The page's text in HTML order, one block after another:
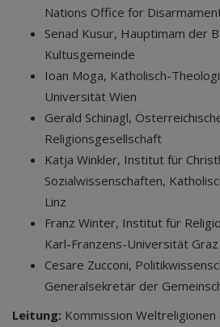
Nations Office for
Senad Kusur, Hauptimam der
Kultusgemeinde
Ioan Moga, Katholisch-
Universität Wien
Gerald Schinagl,
Religionsgesellschaft
Katja Winkler, Institut für
Sozialwissenschaften,
Linz
Franz Winter, Institut für
Karl-Franzens-Universität Graz
Cesare Zucconi,
Generalsekretär der
Leitung: Kommission